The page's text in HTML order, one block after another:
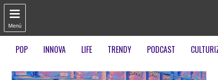

Menú
POP INNOVA LIFE TRENDY PODCAST